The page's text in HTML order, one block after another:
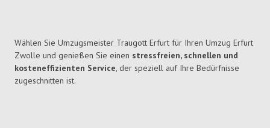
Wählen Sie Umzugsmeister Traugott Erfurt für Ihren Umzug Erfurt
Zwolle und genießen Sie einen stressfreien, schnellen und
kosteneffizienten Service, der speziell auf Ihre Bedürfnisse
zugeschnitten ist.